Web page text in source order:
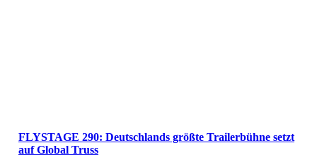
FLYSTAGE 290: Deutschlands größte Trailerbühne setzt
auf Global Truss